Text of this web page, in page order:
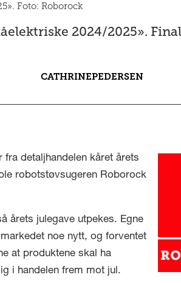
Foto: Roborock
2024/2025».
CATHRINEPEDERSEN
detaljhandelen kåret årets
robotstøvsugeren Roborock
årets julegave utpekes. Egne
noe nytt, og forventet
at produktene skal ha
i handelen frem mot jul.